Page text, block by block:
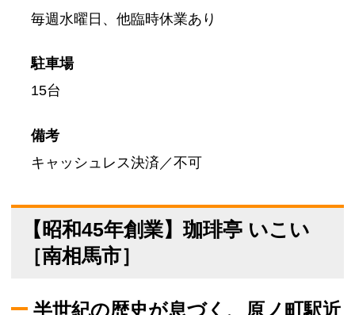
毎週水曜日、他臨時休業あり
駐車場
15台
備考
キャッシュレス決済／不可
【昭和45年創業】珈琲亭 いこい
［南相馬市］
半世紀の歴史が息づく、原ノ町駅近